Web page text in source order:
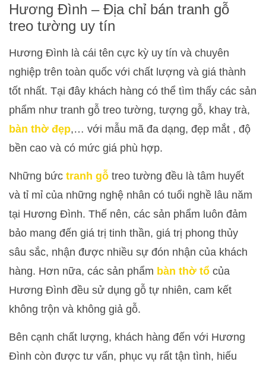
Hương Đình – Địa chỉ bán tranh gỗ
treo tường uy tín
Hương Đình là cái tên cực kỳ uy tín và chuyên
nghiệp trên toàn quốc với chất lượng và giá thành
tốt nhất. Tại đây khách hàng có thể tìm thấy các sản
phẩm như tranh gỗ treo tường, tượng gỗ, khay trà,
bàn thờ đẹp,… với mẫu mã đa dạng, đẹp mắt , độ
bền cao và có mức giá phù hợp.
Những bức tranh gỗ treo tường đều là tâm huyết
và tỉ mỉ của những nghệ nhân có tuổi nghề lâu năm
tại Hương Đình. Thế nên, các sản phẩm luôn đảm
bảo mang đến giá trị tinh thần, giá trị phong thủy
sâu sắc, nhận được nhiều sự đón nhận của khách
hàng. Hơn nữa, các sản phẩm bàn thờ tổ của
Hương Đình đều sử dụng gỗ tự nhiên, cam kết
không trộn và không giả gỗ.
Bên cạnh chất lượng, khách hàng đến với Hương
Đình còn được tư vấn, phục vụ rất tận tình, hiếu